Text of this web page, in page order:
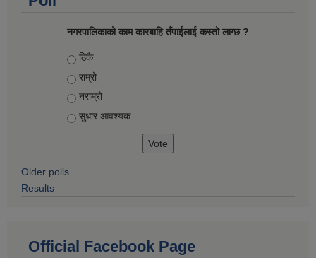
नगरपालिकाको काम कारबाहि तँपाईलाई कस्तो लाग्छ ?
Choices
ठिकै
राम्रो
नराम्रो
सुधार आवश्यक
Older polls
Results
Official Facebook Page